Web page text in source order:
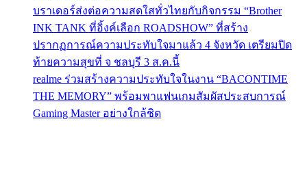
บราเดอร์ส่งต่อความสดใสทั่วไทยกับกิจกรรม “Brother
INK TANK ที่อิ้งค์เลือก ROADSHOW” ที่สร้าง
ปรากฏการณ์ความประทับใจมาแล้ว 4 จังหวัด เตรียมปิด
ท้ายความสุขที่ จ ชลบุรี 3 ส.ค.นี้
realme ร่วมสร้างความประทับใจในงาน “BACONTIME
THE MEMORY” พร้อมพาแฟนเกมสัมผัสประสบการณ์
Gaming Master อย่างใกล้ชิด